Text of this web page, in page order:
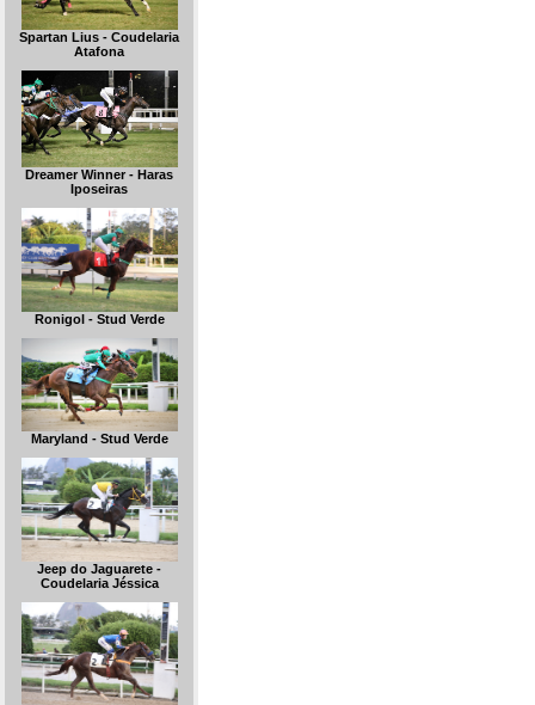
Spartan Lius - Coudelaria
Atafona
Dreamer Winner - Haras
Iposeiras
Ronigol - Stud Verde
Maryland - Stud Verde
Jeep do Jaguarete -
Coudelaria Jéssica